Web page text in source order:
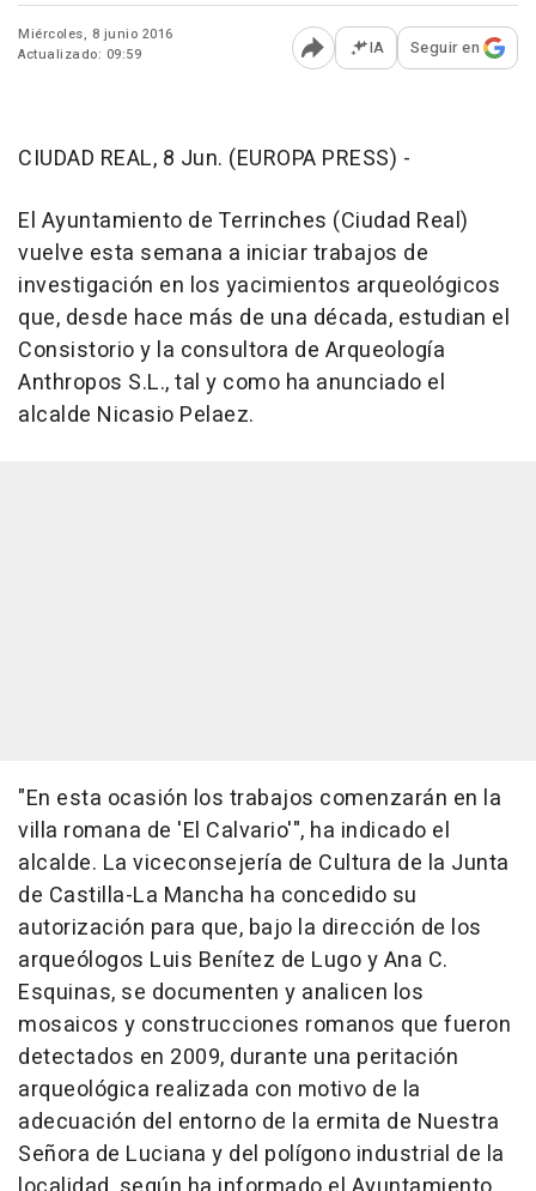
Miércoles, 8 junio 2016
Actualizado: 09:59
Abrir opciones para
IA Seguir en
CIUDAD REAL, 8 Jun. (EUROPA PRESS) -
El Ayuntamiento de Terrinches (Ciudad Real)
vuelve esta semana a iniciar trabajos de
investigación en los yacimientos arqueológicos
que, desde hace más de una década, estudian el
Consistorio y la consultora de Arqueología
Anthropos S.L., tal y como ha anunciado el
alcalde Nicasio Pelaez.
"En esta ocasión los trabajos comenzarán en la
villa romana de 'El Calvario'", ha indicado el
alcalde. La viceconsejería de Cultura de la Junta
de Castilla-La Mancha ha concedido su
autorización para que, bajo la dirección de los
arqueólogos Luis Benítez de Lugo y Ana C.
Esquinas, se documenten y analicen los
mosaicos y construcciones romanos que fueron
detectados en 2009, durante una peritación
arqueológica realizada con motivo de la
adecuación del entorno de la ermita de Nuestra
Señora de Luciana y del polígono industrial de la